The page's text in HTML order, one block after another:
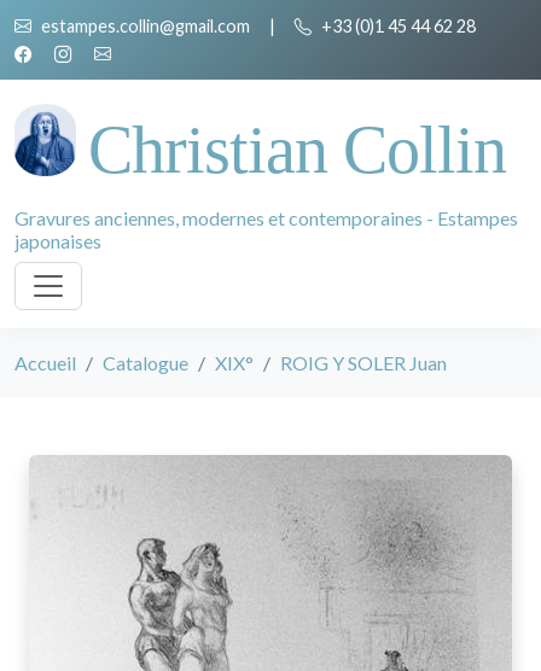
estampes.collin@gmail.com | +33 (0)1 45 44 62 28
Christian Collin
Gravures anciennes, modernes et contemporaines - Estampes
japonaises
Accueil Catalogue XIX° ROIG Y SOLER Juan